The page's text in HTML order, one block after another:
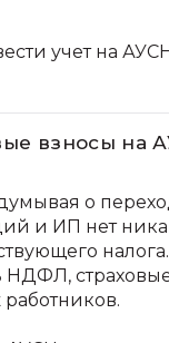
учет на
взносы на
о
и ИП нет